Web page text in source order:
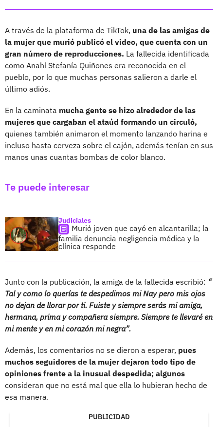
A través de la plataforma de TikTok, una de las amigas de
la mujer que murió publicó el video, que cuenta con un
gran número de reproducciones. La fallecida identificada
como Anahí Stefanía Quiñones era reconocida en el
pueblo, por lo que muchas personas salieron a darle el
último adiós.
En la caminata mucha gente se hizo alrededor de las
mujeres que cargaban el ataúd formando un circuló,
quienes también animaron el momento lanzando harina e
incluso hasta cerveza sobre el cajón, además tenían en sus
manos unas cuantas bombas de color blanco.
Te puede interesar
Judiciales
Murió joven que cayó en alcantarilla; la
familia denuncia negligencia médica y la
clínica responde
Junto con la publicación, la amiga de la fallecida escribió: “
Tal y como lo querías te despedimos mi Nay pero mis ojos
no dejan de llorar por ti. Fuiste y siempre serás mi amiga,
hermana, prima y compañera siempre. Siempre te llevaré en
mi mente y en mi corazón mi negra”.
Además, los comentarios no se dieron a esperar, pues
muchos seguidores de la mujer dejaron todo tipo de
opiniones frente a la inusual despedida; algunos
consideran que no está mal que ella lo hubieran hecho de
esa manera.
PUBLICIDAD